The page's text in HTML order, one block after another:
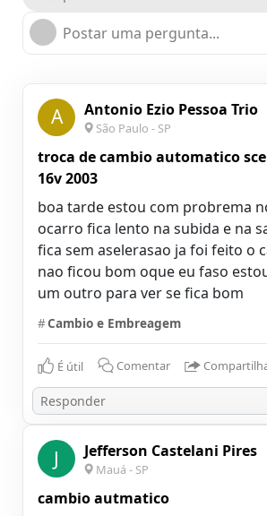
Postar uma pergunta...
A Antonio Ezio Pessoa Trio
São Paulo - SP
troca de cambio automatico
16v 2003
boa tarde estou com probrema
ocarro fica lento na subida e na
fica sem aselerasao ja foi feito o
nao ficou bom oque eu faso
um outro para ver se fica bom
#Cambio e Embreagem
É útil Comentar
J Jefferson Castelani Pires
Mauá - SP
cambio autmatico